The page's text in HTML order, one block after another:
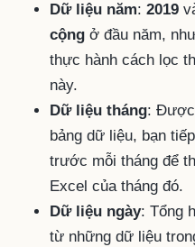
Dữ liệu năm: 2019
cộng ở đầu năm,
thực hành cách lọc
này.
Dữ liệu tháng: Được
bảng dữ liệu, bạn
trước mỗi tháng để
Excel của tháng đó.
Dữ liệu ngày: Tổng
từ những dữ liệu